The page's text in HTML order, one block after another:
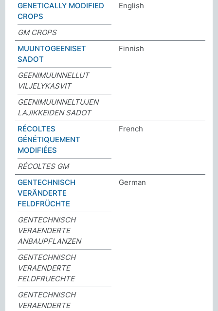
GENETICALLY MODIFIED
CROPS
English
GM CROPS
MUUNTOGEENISET
SADOT
Finnish
GEENIMUUNNELLUT
VILJELYKASVIT
GEENIMUUNNELTUJEN
LAJIKKEIDEN SADOT
RÉCOLTES
GÉNÉTIQUEMENT
MODIFIÉES
French
RÉCOLTES GM
GENTECHNISCH
VERÄNDERTE
FELDFRÜCHTE
German
GENTECHNISCH
VERAENDERTE
ANBAUPFLANZEN
GENTECHNISCH
VERAENDERTE
FELDFRUECHTE
GENTECHNISCH
VERAENDERTE